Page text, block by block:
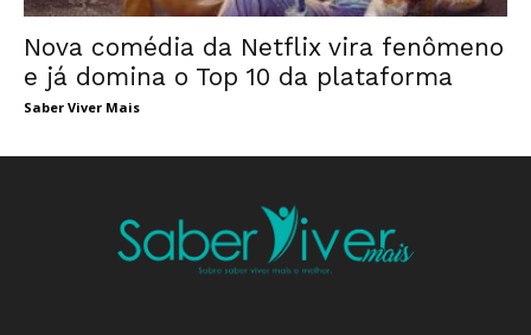
Nova comédia da Netflix vira fenômeno
e já domina o Top 10 da plataforma
Saber Viver Mais